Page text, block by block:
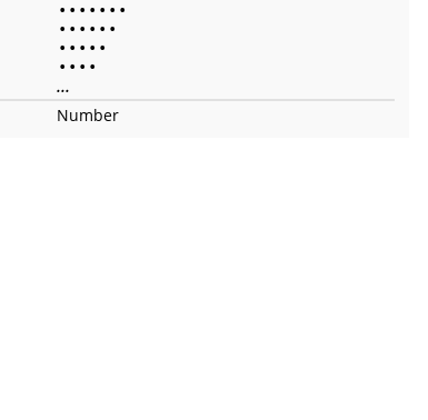
• • • • • • •
• • • • • •
• • • • •
• • • •
...
Number